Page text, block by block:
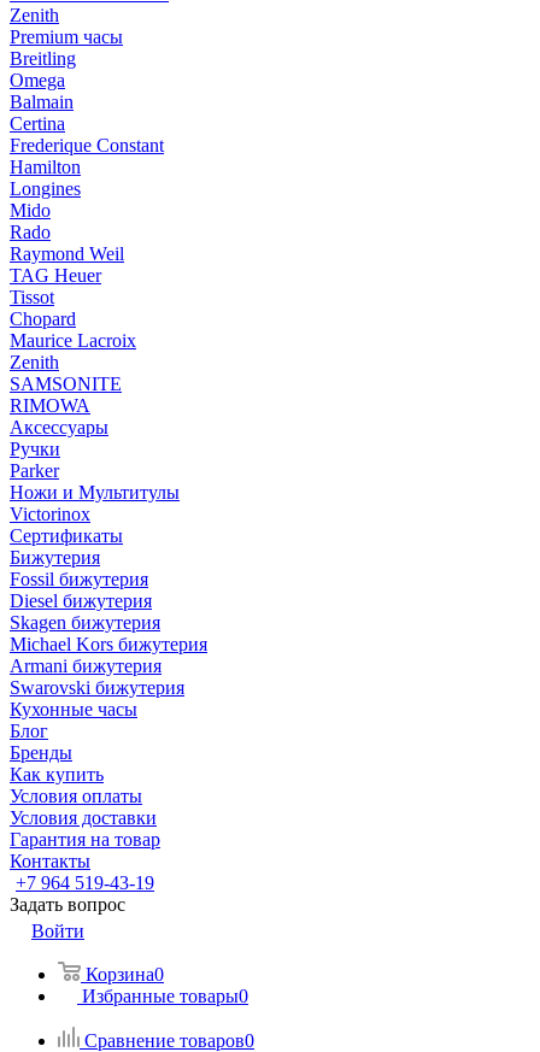
Zenith
Premium часы
Breitling
Omega
Balmain
Certina
Frederique Constant
Hamilton
Longines
Mido
Rado
Raymond Weil
TAG Heuer
Tissot
Chopard
Maurice Lacroix
Zenith
SAMSONITE
RIMOWA
Аксессуары
Ручки
Parker
Ножи и Мультитулы
Victorinox
Сертификаты
Бижутерия
Fossil бижутерия
Diesel бижутерия
Skagen бижутерия
Michael Kors бижутерия
Armani бижутерия
Swarovski бижутерия
Кухонные часы
Блог
Бренды
Как купить
Условия оплаты
Условия доставки
Гарантия на товар
Контакты
+7 964 519-43-19
Задать вопрос
Войти
Корзина0
Избранные товары0
Сравнение товаров0